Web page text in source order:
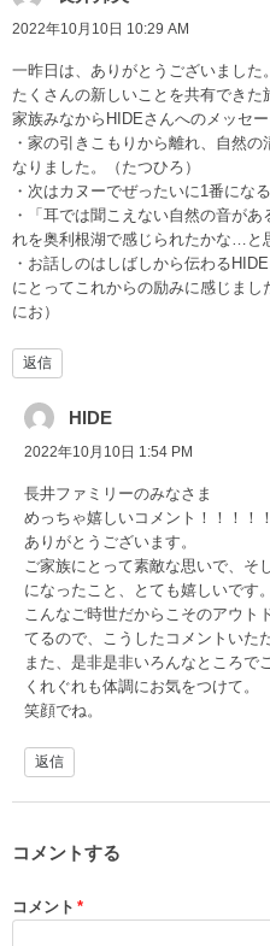
2022年10月10日 10:29 AM
一昨日は、ありがとうございまし
たくさんの新しいことを共有できた
家族みなからHIDEさんへのメッセ
・家の引きこもりから離れ、自然
なりました。（たつひろ）
・次はカヌーでぜったいに1番にな
・「耳では聞こえない自然の音が
れを奥利根湖で感じられたかな…と
・お話しのはしばしから伝わる
にとってこれからの励みに感じまし
にお）
返信
HIDE
2022年10月10日 1:54 PM
長井ファミリーのみなさま
めっちゃ嬉しいコメント！！！！！
ありがとうございます。
ご家族にとって素敵な思いで、そ
になったこと、とても嬉しいです。
こんなご時世だからこそのアウト
てるので、こうしたコメントいた
また、是非是非いろんなところで
くれぐれも体調にお気をつけて。
笑顔でね。
返信
コメントする
コメント *